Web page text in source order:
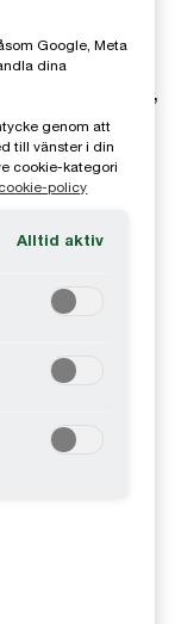
rådgivning
strategier,
och
skatt,
och
är:
anställda
Hur
Är mitt
Vi funderar
tänka på?
kan en
Google, Meta
dina
genom att
till vänster i din
cookie-kategori
cookie-policy
Alltid aktiv